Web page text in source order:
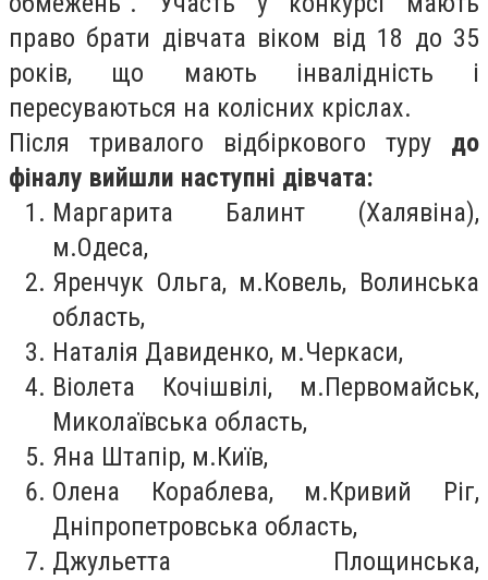
право брати дівчата віком від 18 до 35
років, що мають інвалідність і
пересуваються на колісних кріслах.
Після тривалого відбіркового туру до
фіналу вийшли наступні дівчата:
Маргарита Балинт (Халявіна),
м.Одеса,
Яренчук Ольга, м.Ковель, Волинська
область,
Наталія Давиденко, м.Черкаси,
Віолета Кочішвілі, м.Первомайськ,
Миколаївська область,
Яна Штапір, м.Київ,
Олена Кораблева, м.Кривий Ріг,
Дніпропетровська область,
Джульетта Площинська,